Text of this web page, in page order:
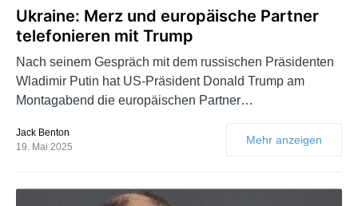
Ukraine: Merz und europäische Partner
telefonieren mit Trump
Nach seinem Gespräch mit dem russischen Präsidenten
Wladimir Putin hat US-Präsident Donald Trump am
Montagabend die europäischen Partner…
Jack Benton
19. Mai 2025
Mehr anzeigen